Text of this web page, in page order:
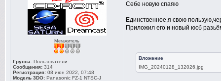
Мегажитель
Группа: Пользователи
Сообщения: 314
Регистрация: 08 июн 2022, 07:48
Модель 3DO: Panasonic FZ-1 NTSC-J
Себе новую спаяю
Единственное,я свою
Приложил его и новый юсб
Вложение
IMG_20240128_132026.jpg